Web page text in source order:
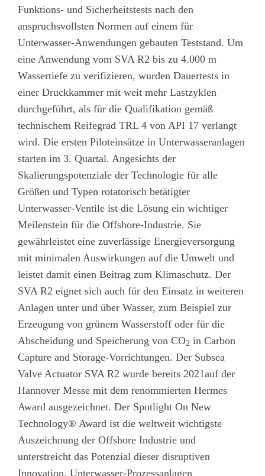
Funktions- und Sicherheitstests nach den
anspruchsvollsten Normen auf einem für
Unterwasser-Anwendungen gebauten Teststand. Um
eine Anwendung vom SVA R2 bis zu 4.000 m
Wassertiefe zu verifizieren, wurden Dauertests in
einer Druckkammer mit weit mehr Lastzyklen
durchgeführt, als für die Qualifikation gemäß
technischem Reifegrad TRL 4 von API 17 verlangt
wird. Die ersten Piloteinsätze in Unterwasseranlagen
starten im 3. Quartal. Angesichts der
Skalierungspotenziale der Technologie für alle
Größen und Typen rotatorisch betätigter
Unterwasser-Ventile ist die Lösung ein wichtiger
Meilenstein für die Offshore-Industrie. Sie
gewährleistet eine zuverlässige Energieversorgung
mit minimalen Auswirkungen auf die Umwelt und
leistet damit einen Beitrag zum Klimaschutz. Der
SVA R2 eignet sich auch für den Einsatz in weiteren
Anlagen unter und über Wasser, zum Beispiel zur
Erzeugung von grünem Wasserstoff oder für die
Abscheidung und Speicherung von CO2 in Carbon
Capture and Storage-Vorrichtungen. Der Subsea
Valve Actuator SVA R2 wurde bereits 2021auf der
Hannover Messe mit dem renommierten Hermes
Award ausgezeichnet. Der Spotlight On New
Technology® Award ist die weltweit wichtigste
Auszeichnung der Offshore Industrie und
unterstreicht das Potenzial dieser disruptiven
Innovation, Unterwasser-Prozessanlagen